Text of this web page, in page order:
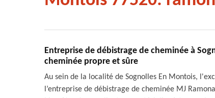
Entreprise de débistrage de cheminée à
cheminée propre et sûre
Au sein de la localité de Sognolles En Montois,
l’entreprise de débistrage de cheminée MJ